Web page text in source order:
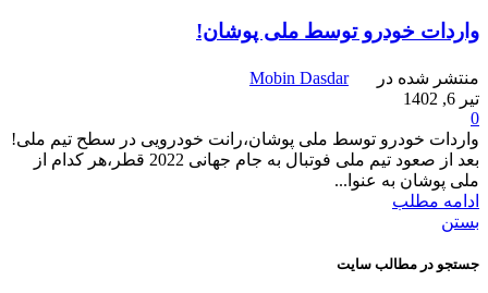
واردات خودرو توسط ملی پوشان!
منتشر شده در
Mobin Dasdar
تیر 6, 1402
0
واردات خودرو توسط ملی پوشان،رانت خودرویی در سطح تیم ملی!
بعد از صعود تیم ملی فوتبال به جام جهانی 2022 قطر،هر کدام از
ملی پوشان به عنوا...
ادامه مطلب
بستن
جستجو در مطالب سایت